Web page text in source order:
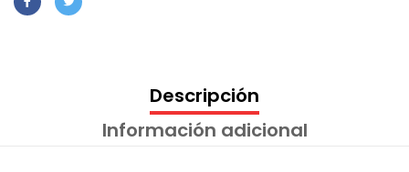
Descripción
Información adicional